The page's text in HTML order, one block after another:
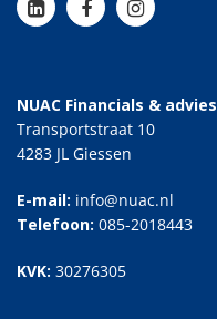
NUAC Financials & advies
Transportstraat 10
4283 JL Giessen
E-mail: info@nuac.nl
Telefoon: 085-2018443
KVK: 30276305